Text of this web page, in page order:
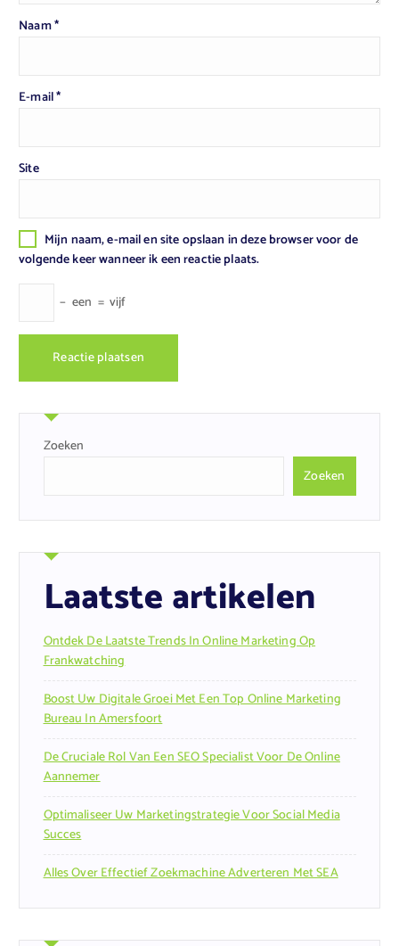
Naam*
E-mail*
Site
Mijn naam, e-mail en site opslaan in deze browser voor de
volgende keer wanneer ik een reactie plaats.
− een = vijf
Zoeken
Zoeken
Laatste artikelen
Ontdek De Laatste Trends In Online Marketing Op
Frankwatching
Boost Uw Digitale Groei Met Een Top Online Marketing
Bureau In Amersfoort
De Cruciale Rol Van Een SEO Specialist Voor De Online
Aannemer
Optimaliseer Uw Marketingstrategie Voor Social Media
Succes
Alles Over Effectief Zoekmachine Adverteren Met SEA